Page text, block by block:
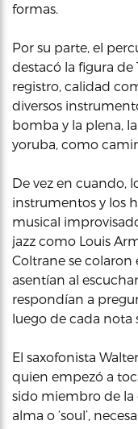
formas.
Por su parte, el
destacó la figura
registro, calidad
diversos
bomba y la plena,
yoruba, como
De vez en cuando,
instrumentos y los
musical
jazz como Louis
Coltrane se colaron
asentían al
respondían a
luego de cada nota
El saxofonista
quien empezó a
sido miembro de la
alma o ‘soul’,